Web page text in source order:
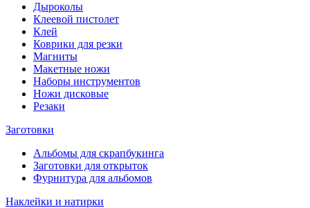
Дыроколы
Клеевой пистолет
Клей
Коврики для резки
Магниты
Макетные ножи
Наборы инструментов
Ножи дисковые
Резаки
Заготовки
Альбомы для скрапбукинга
Заготовки для открыток
Фурнитура для альбомов
Наклейки и натирки